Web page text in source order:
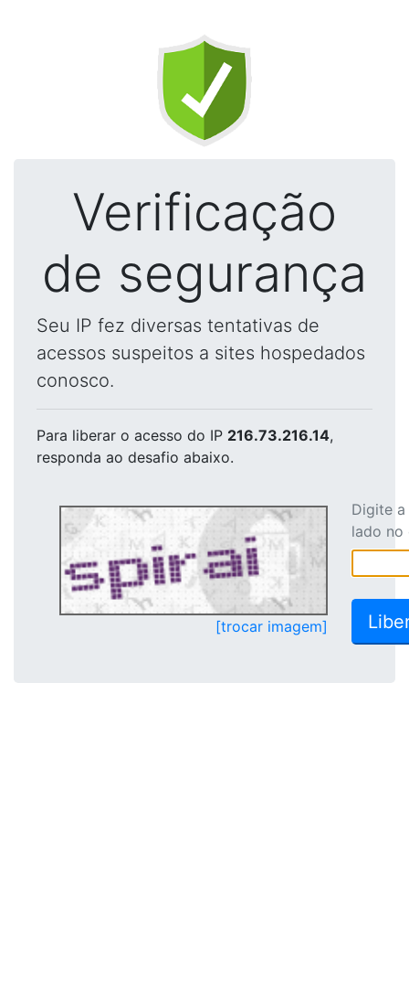
Verificação
de segurança
Seu IP fez diversas tentativas de
acessos suspeitos a sites hospedados
conosco.
Para liberar o acesso do IP 216.73.216.14,
responda ao desafio abaixo.
[trocar imagem]
Digite
lado no